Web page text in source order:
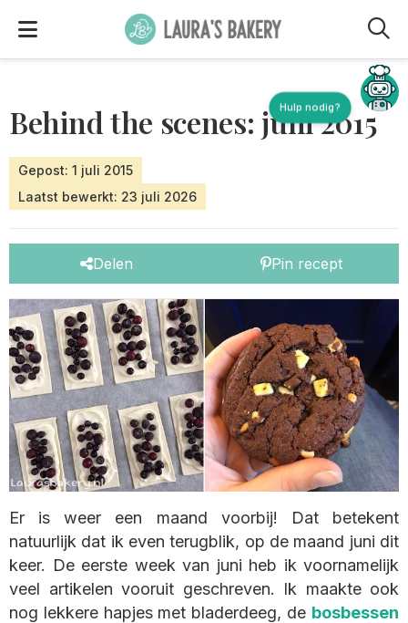
Behind the scenes: juni 2015
Gepost: 1 juli 2015
Laatst bewerkt: 23 juli 2026
Delen Pin recept
Er is weer een maand voorbij! Dat betekent
natuurlijk dat ik even terugblik, op de maand juni dit
keer. De eerste week van juni heb ik voornamelijk
veel artikelen vooruit geschreven. Ik maakte ook
nog lekkere hapjes met bladerdeeg, de bosbessen
Hulp nodig?